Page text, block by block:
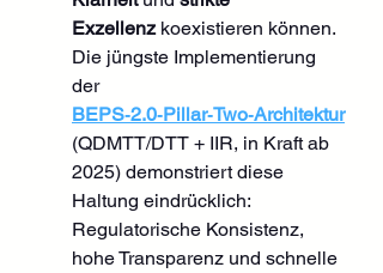
Exzellenz koexistieren können.
Die jüngste Implementierung
der
BEPS‑2.0‑Pillar‑Two‑Architektur
(QDMTT/DTT + IIR, in Kraft ab
2025) demonstriert diese
Haltung eindrücklich:
Regulatorische Konsistenz,
hohe Transparenz und schnelle